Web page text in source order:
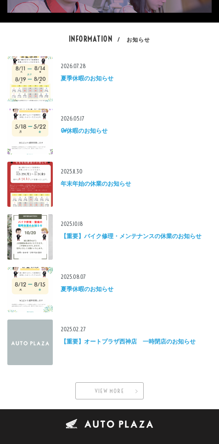
INFORMATION / お知らせ
2026.07.28
夏季休暇のお知らせ
2026.05.17
GW休暇のお知らせ
2025.11.30
年末年始の休業のお知らせ
2025.10.18
【重要】バイク修理・メンテナンスの休業のお知らせ
2025.08.07
夏季休暇のお知らせ
2025.02.27
【重要】オートプラザ西神店 一時閉店のお知らせ
VIEW MORE